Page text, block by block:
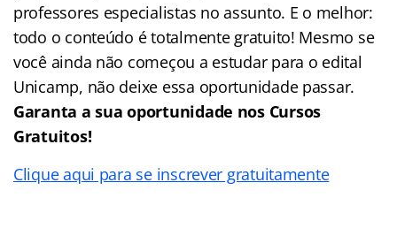
professores especialistas no assunto. E o melhor:
todo o conteúdo é totalmente gratuito! Mesmo se
você ainda não começou a estudar para o edital
Unicamp, não deixe essa oportunidade passar.
Garanta a sua oportunidade nos Cursos
Gratuitos!
Clique aqui para se inscrever gratuitamente